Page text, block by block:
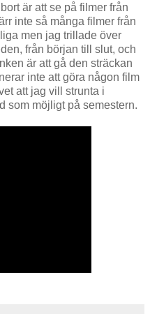
är att se på filmer från
inte så många filmer från
men jag trillade över
från början till slut, och
är att gå den sträckan
inte att göra någon film
att jag vill strunta i
som möjligt på semestern.